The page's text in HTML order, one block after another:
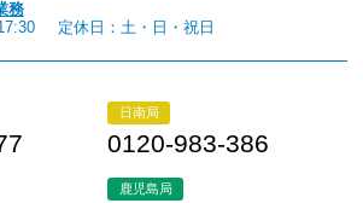
務
定休日：土・日・祝日
日南局
0120-983-386
鹿児島局